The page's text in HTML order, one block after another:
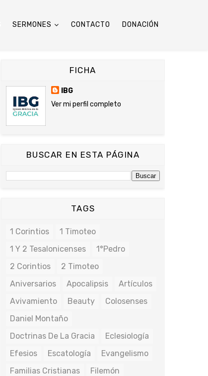
SERMONES CONTACTO DONACIÓN
FICHA
IBG
Ver mi perfil completo
BUSCAR EN ESTA PÁGINA
TAGS
1 Corintios
1 Timoteo
1 Y 2 Tesalonicenses
1°Pedro
2 Corintios
2 Timoteo
Aniversarios
Apocalipsis
Artículos
Avivamiento
Beauty
Colosenses
Daniel Montaño
Doctrinas De La Gracia
Eclesiología
Efesios
Escatología
Evangelismo
Familias Cristianas
Filemón